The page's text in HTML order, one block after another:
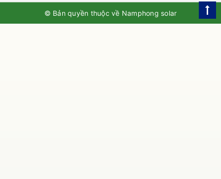
© Bản quyền thuộc về Namphong solar